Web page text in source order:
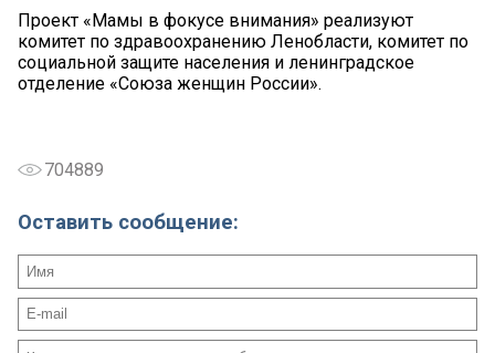
Проект «Мамы в фокусе внимания» реализуют
комитет по здравоохранению Ленобласти, комитет по
социальной защите населения и ленинградское
отделение «Союза женщин России».
704889
Оставить сообщение: